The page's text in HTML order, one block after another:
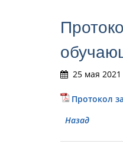
25 мая 2021
Протокол
Назад